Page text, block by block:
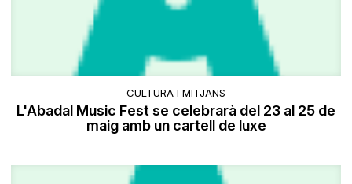
CULTURA I MITJANS
L'Abadal Music Fest se celebrarà del 23 al 25 de
maig amb un cartell de luxe